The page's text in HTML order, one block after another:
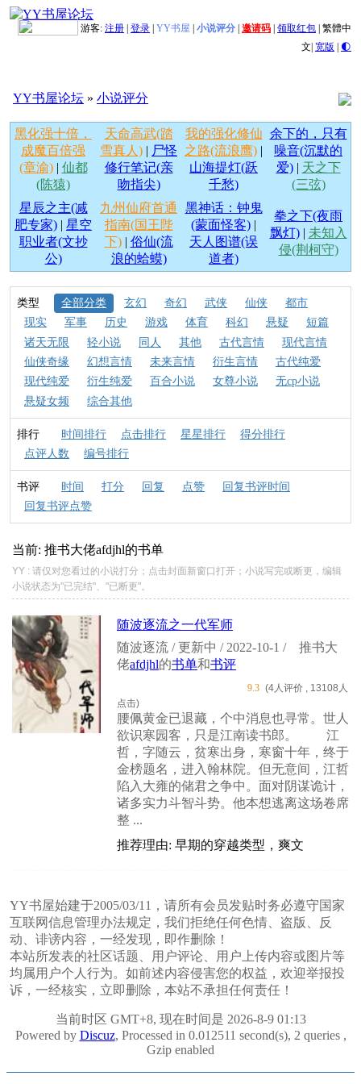
游客: 注册 登录 YY书屋 小说评分 邀请码 领取红包 繁體中
文| 宽版 | 🌓
YY书屋论坛 » 小说评分
黑化强十倍，
成魔百倍强
(章渝)| 仙都
(陈猿)
天命高武(踏
雪真人) | 尸怪
修行笔记(亲
吻指尖)
我的强化修仙
之路(流浪鹰) |
山海提灯(跃
千愁)
余下的，只有
噪音(沉默的
爱)| 天之下
(三弦)
星辰之主(减
肥专家) | 星空
职业者(文抄
公)
九州仙府首通
指南(国王陛
下)| 俗仙(流
浪的蛤蟆)
黑神话：钟鬼
(蒙面怪客) |
天人图谱(误
道者)
拳之下(夜雨
飘灯)| 未知入
侵(荆柯守)
类型 全部分类 玄幻 奇幻 武侠 仙侠
都市
现实
军事 历史 游戏 体育 科幻 悬疑
短篇
诸天无限
轻小说 同人 其他 古代言情
现代言情
仙侠奇缘
幻想言情 未来言情 衍生言情
古代纯爱
现代纯爱
衍生纯爱 百合小说 女尊小说
无cp小说
悬疑女频
综合其他
排行 时间排行 点击排行 星星排行
得分排行
点评人数
编号排行
书评 时间 打分 回复 点赞
回复书评时间
回复书评点赞
当前: 推书大佬afdjhl的书单
YY : 请仅对您看过的小说打分；点击封面新窗口打开；小说写完或断更，编辑
小说状态为"已完结"、"已断更"。
随波逐流之一代军师
随波逐流 / 更新中 / 2022-10-1 /
推书大
佬afdjhl的书单和书评
9.3 (4人评价 , 13108人
点击)
腰佩黄金已退藏，个中消息也寻常。世人
欲识寒园客，只是江南读书郎。 江
哲，字随云，贫寒出身，寒窗十年，终于
金榜题名，进入翰林院。但无意间，江哲
陷入大雍的储君之争中。面对阴谋诡计，
诸多实力斗智斗势。他本想逃离这场卷席
整 ...
推荐理由: 早期的穿越类型，爽文
YY书屋始建于2005/03/11，请所有会员发贴时务必遵守国家
互联网信息管理办法规定，我们拒绝任何色情、盗版、反
动、诽谤内容，一经发现，即作删除！
本站所发表的社区话题、用户评论、用户上传内容或图片等
均属用户个人行为。如前述内容侵害您的权益，欢迎举报投
诉，一经核实，立即删除，本站不承担任何责任！
当前时区 GMT+8, 现在时间是 2026-8-9 01:13
Powered by Discuz, Processed in 0.012511 second(s), 2 queries ,
Gzip enabled